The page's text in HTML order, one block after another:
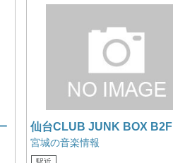
仙台CLUB JUNK BOX B2F
宮城の音楽情報